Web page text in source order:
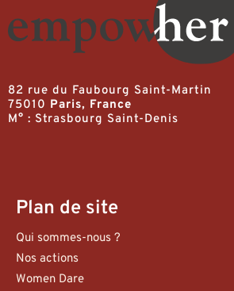
82 rue du Faubourg Saint-Martin
75010 Paris, France
M° : Strasbourg Saint-Denis
Plan de site
Qui sommes-nous ?
Nos actions
Women Dare